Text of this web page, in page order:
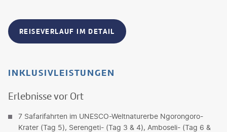
REISEVERLAUF IM DETAIL
INKLUSIVLEISTUNGEN
Erlebnisse vor Ort
7 Safarifahrten im UNESCO-Weltnaturerbe Ngorongoro-
Krater (Tag 5), Serengeti- (Tag 3 & 4), Amboseli- (Tag 6 &